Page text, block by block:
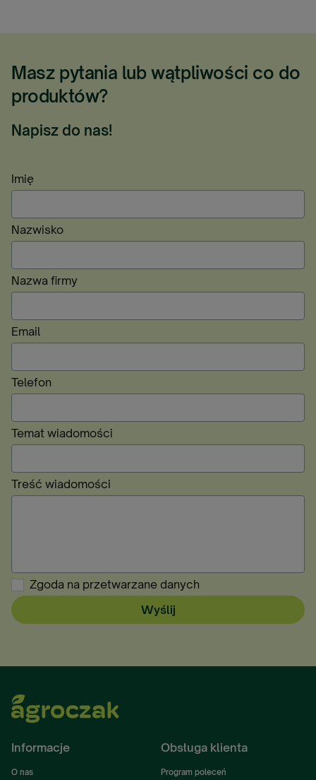
Masz pytania lub wątpliwości co do
produktów?
Napisz do nas!
Imię
Nazwisko
Nazwa firmy
Email
Telefon
Temat wiadomości
Treść wiadomości
Zgoda na przetwarzane danych
Wyślij
Informacje
O nas
Obsługa klienta
Program poleceń